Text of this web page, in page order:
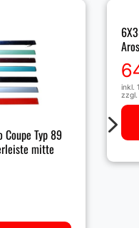
Typ 89
mitte
inkl.
zzgl.
5